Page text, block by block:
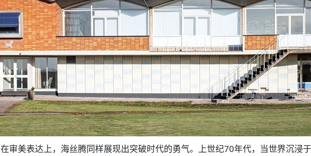
在审美表达上，海丝腾同样展现出突破时代的勇气。上世纪70年代，当世界沉浸